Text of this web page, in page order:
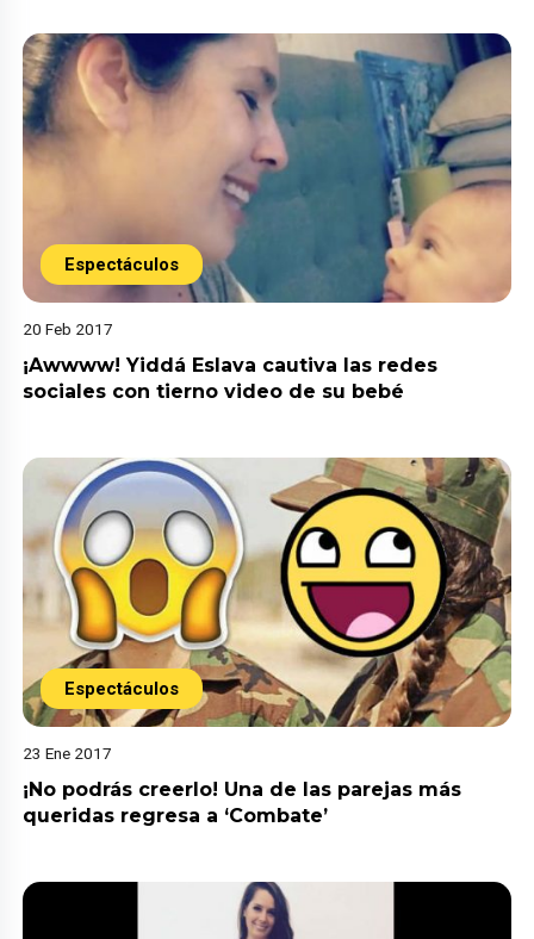
Espectáculos
20 Feb 2017
¡Awwww! Yiddá Eslava cautiva las redes
sociales con tierno video de su bebé
Espectáculos
23 Ene 2017
¡No podrás creerlo! Una de las parejas más
queridas regresa a ‘Combate’